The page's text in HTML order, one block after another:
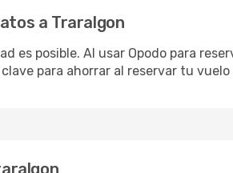
a Traralgon
es posible. Al usar Opodo para
para ahorrar al reservar tu vuelo